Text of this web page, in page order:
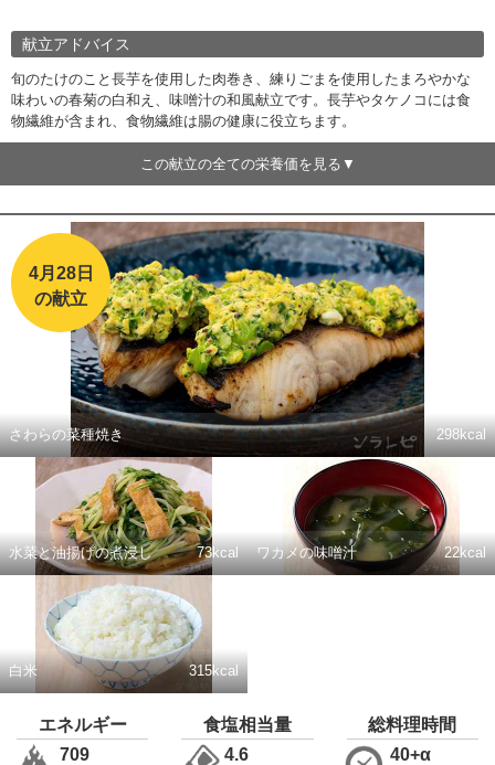
献立アドバイス
旬のたけのこと長芋を使用した肉巻き、練りごまを使用したまろやかな
味わいの春菊の白和え、味噌汁の和風献立です。長芋やタケノコには食
物繊維が含まれ、食物繊維は腸の健康に役立ちます。
この献立の全ての栄養価を見る
4月28日
の献立
さわらの菜種焼き 298kcal
水菜と油揚げの煮浸し 73kcal ワカメの味噌汁 22kcal
白米 315kcal
エネルギー
709
食塩相当量
4.6
総料理時間
40+α